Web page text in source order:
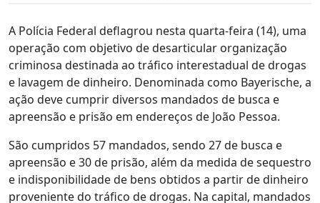
A Polícia Federal deflagrou nesta quarta-feira (14), uma
operação com objetivo de desarticular organização
criminosa destinada ao tráfico interestadual de drogas
e lavagem de dinheiro. Denominada como Bayerische, a
ação deve cumprir diversos mandados de busca e
apreensão e prisão em endereços de João Pessoa.
São cumpridos 57 mandados, sendo 27 de busca e
apreensão e 30 de prisão, além da medida de sequestro
e indisponibilidade de bens obtidos a partir de dinheiro
proveniente do tráfico de drogas. Na capital, mandados